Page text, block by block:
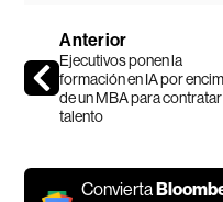
Anterior
Ejecutivos ponen la
formación en IA por
de un MBA para contratar
talento
Convierta